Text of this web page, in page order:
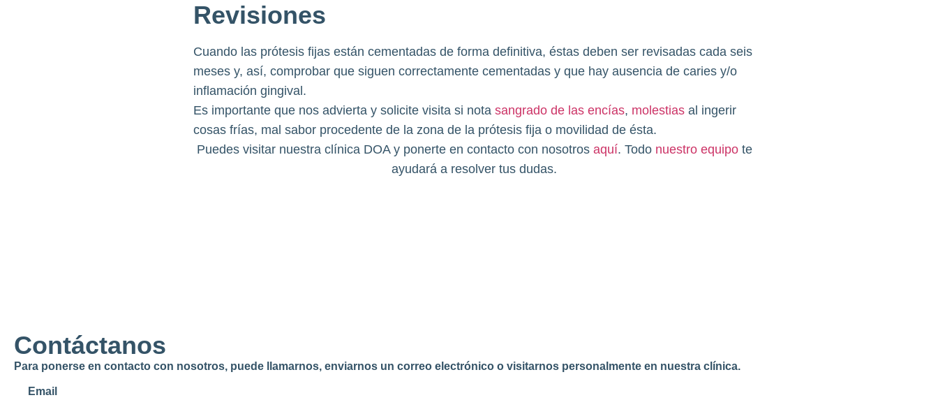
Revisiones
Cuando las prótesis fijas están cementadas de forma definitiva, éstas deben ser revisadas cada seis
meses y, así, comprobar que siguen correctamente cementadas y que hay ausencia de caries y/o
inflamación gingival.
Es importante que nos advierta y solicite visita si nota sangrado de las encías, molestiasal ingerir
cosas frías, mal sabor procedente de la zona de la prótesis fija o movilidad de ésta.
Puedes visitar nuestra clínica DOA y ponerte en contacto con nosotros aquí. Todo nuestro equipote
ayudará a resolver tus dudas.
Contáctanos
Para ponerse en contacto con nosotros, puede llamarnos, enviarnos un correo electrónico o visitarnos personalmente en nuestra clínica.
Email